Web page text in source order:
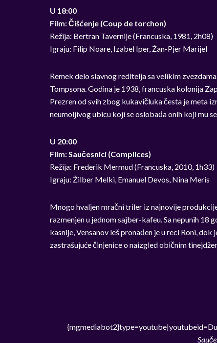
U 18:00
Film: Čišćenje (Coup de torchon)
Režija: Bertran Tavernije (Francuska, 1981, 2h08)
Igraju: Filip Noare, Izabel Iper, Žan-Pjer Marijel
Remek delo slavnog reditelja sa velikim
Tompsona. Godina je 1938, francuska kolonija
Prezren od svih zbog kukavičluka česta je meta
neumoljivog ubicu koji se oslobađa onih koji mu
U 20:00
Film: Saučesnici (Complices)
Režija: Frederik Mermud (Francuska, 2010, 1h33)
Igraju: Žilber Melki, Emanuel Devos, Nina Meris
Mnogo hvaljen mračni triler iz najnovije
razmenjen u jednom sajber-kafeu. Sa nepunih 18
kasnije, Vensanov leš pronađen je u reci Roni,
zastrašujuće činjenice o naizgled običnim